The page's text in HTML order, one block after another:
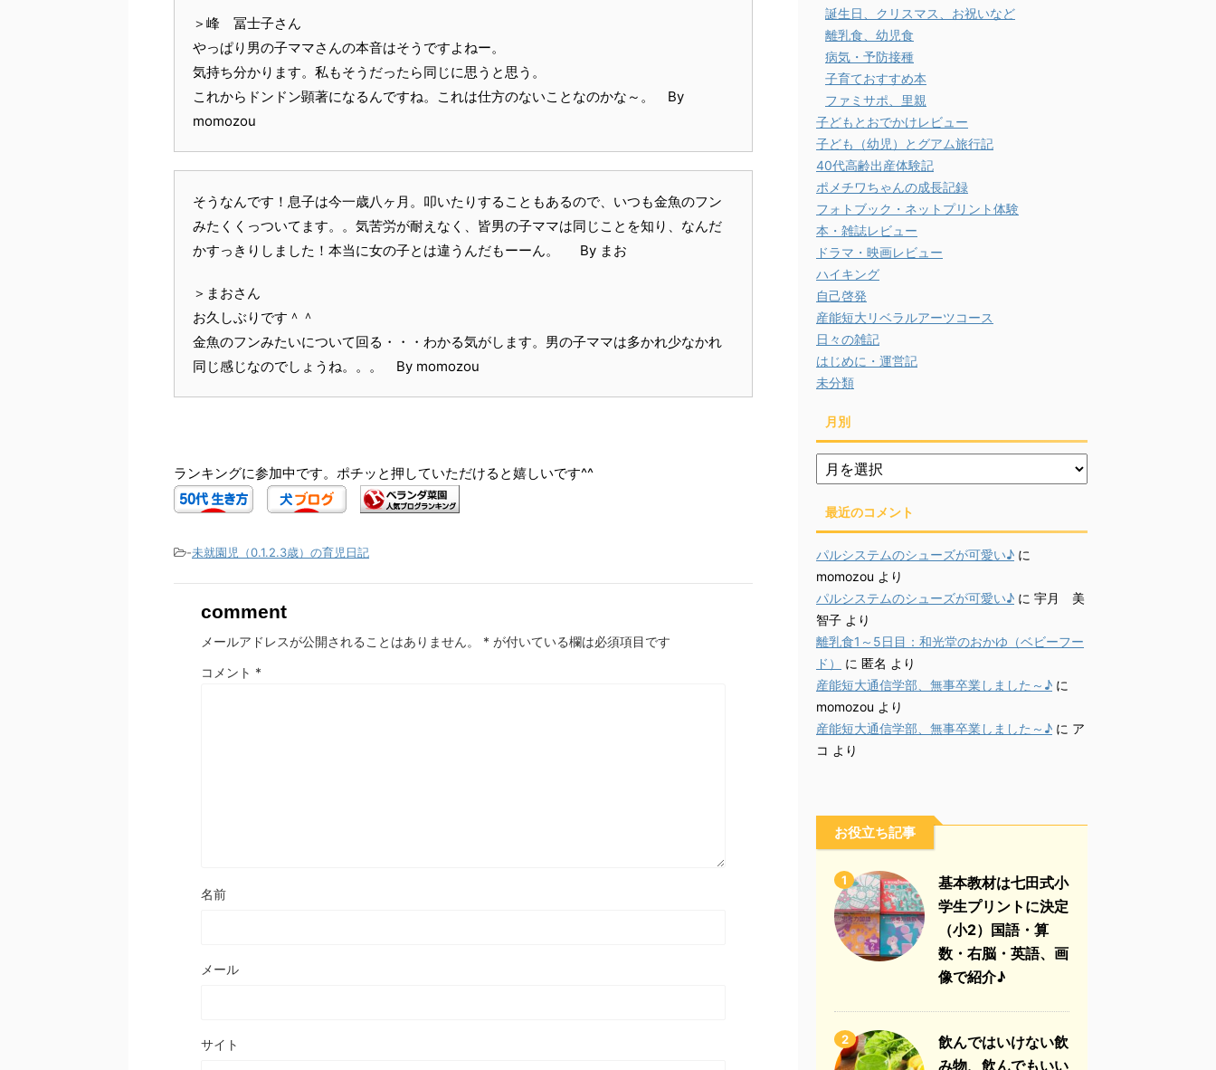
＞峰 冨士子さん
やっぱり男の子ママさんの本音はそうですよねー。
気持ち分かります。私もそうだったら同じに思うと思う。
これからドンドン顕著になるんですね。これは仕方のないことなのかな～。 By
momozou
そうなんです！息子は今一歳八ヶ月。叩いたりすることもあるので、いつも金魚のフン
みたくくっついてます。。気苦労が耐えなく、皆男の子ママは同じことを知り、なんだ
かすっきりしました！本当に女の子とは違うんだもーーん。 By まお
＞まおさん
お久しぶりです＾＾
金魚のフンみたいについて回る・・・わかる気がします。男の子ママは多かれ少なかれ
同じ感じなのでしょうね。。。 By momozou
ランキングに参加中です。ポチッと押していただけると嬉しいです^^
-未就園児（0.1.2.3歳）の育児日記
comment
メールアドレスが公開されることはありません。 * が付いている欄は必須項目です
コメント *
名前
メール
サイト
誕生日、クリスマス、お祝いなど
離乳食、幼児食
病気・予防接種
子育ておすすめ本
ファミサポ、里親
子どもとおでかけレビュー
子ども（幼児）とグアム旅行記
40代高齢出産体験記
ポメチワちゃんの成長記録
フォトブック・ネットプリント体験
本・雑誌レビュー
ドラマ・映画レビュー
ハイキング
自己啓発
産能短大リベラルアーツコース
日々の雑記
はじめに・運営記
未分類
月別
月
別
最近のコメント
パルシステムのシューズが可愛い♪ に
momozou より
パルシステムのシューズが可愛い♪ に 宇月 美
智子 より
離乳食1～5日目：和光堂のおかゆ（ベビーフー
ド）
に 匿名 より
産能短大通信学部、無事卒業しました～♪ に
momozou より
産能短大通信学部、無事卒業しました～♪ に ア
コ より
お役立ち記事
1
基本教材は七田式小
学生プリントに決定
（小2）国語・算
数・右脳・英語、画
像で紹介♪
2
飲んではいけない飲
み物、飲んでもいい